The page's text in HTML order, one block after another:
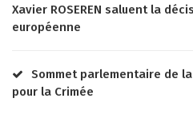
Xavier ROSEREN saluent la
européenne
Sommet parlementaire de
pour la Crimée